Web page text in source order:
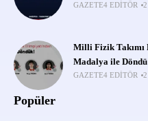
GAZETE4 EDITÖR
Milli Fizik Takımı
Madalya ile Döndü
GAZETE4 EDITÖR
Popüler